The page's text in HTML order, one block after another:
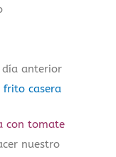
día anterior
frito casera
con tomate
nuestro